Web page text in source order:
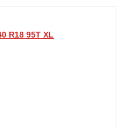
R18 95T XL